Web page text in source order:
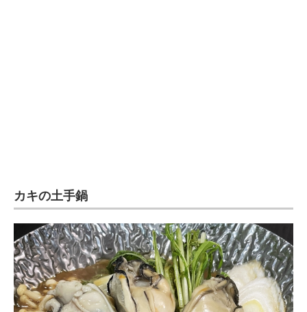
電子設計の基本と応用
建設×テクノロジーの最前線
ちょっと気になるネットの話題
カキの土手鍋